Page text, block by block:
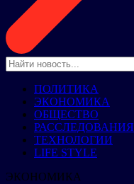
ПОЛИТИКА
ЭКОНОМИКА
ОБЩЕСТВО
РАССЛЕДОВАНИЯ
ТЕХНОЛОГИИ
LIFE STYLE
ЭКОНОМИКА